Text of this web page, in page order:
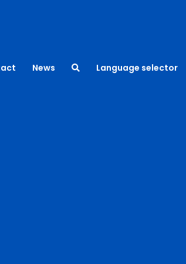
News Language selector